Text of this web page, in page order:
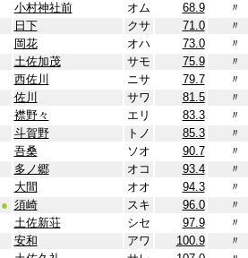
小村神社前
オム 68.9
〃
日下
クサ 71.0
〃
岡花
オハ 73.0
〃
土佐加茂
サモ 75.9
〃
西佐川
ニサ 79.7 〃
佐川
サワ 81.5 〃
襟野々
エリ 83.3
〃
斗賀野
トノ 85.3 〃
吾桑
ソオ 90.7
〃
多ノ郷
オコ 93.4 〃
大間
オオ 94.3
〃
● 須崎 スキ 96.0 〃
土佐新荘
シセ 97.9
〃
安和
アワ 100.9
〃